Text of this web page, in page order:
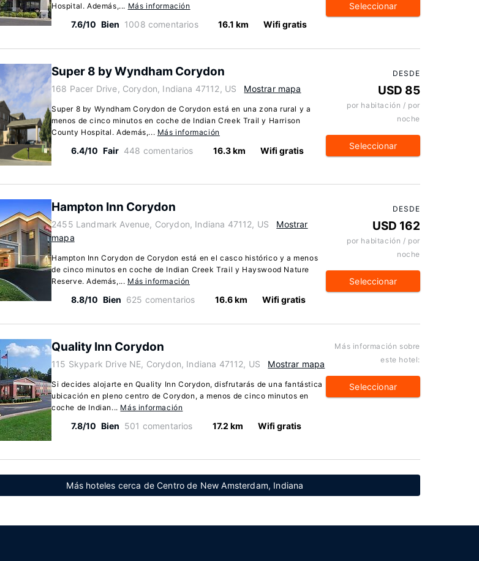
Hospital. Además,... Más información
7.6/10 Bien 1008 comentarios 16.1 km Wifi gratis
Seleccionar
Super 8 by Wyndham Corydon
168 Pacer Drive, Corydon, Indiana 47112, US Mostrar mapa
Super 8 by Wyndham Corydon de Corydon está en una zona rural y a
menos de cinco minutos en coche de Indian Creek Trail y Harrison
County Hospital. Además,... Más información
6.4/10 Fair 448 comentarios 16.3 km Wifi gratis
DESDE
USD 85
por habitación / por
noche
Seleccionar
Hampton Inn Corydon
2455 Landmark Avenue, Corydon, Indiana 47112, US
Mostrar
mapa
Hampton Inn Corydon de Corydon está en el casco histórico y a menos
de cinco minutos en coche de Indian Creek Trail y Hayswood Nature
Reserve. Además,... Más información
8.8/10 Bien 625 comentarios 16.6 km Wifi gratis
DESDE
USD 162
por habitación / por
noche
Seleccionar
Quality Inn Corydon
115 Skypark Drive NE, Corydon, Indiana 47112, US Mostrar mapa
Si decides alojarte en Quality Inn Corydon, disfrutarás de una fantástica
ubicación en pleno centro de Corydon, a menos de cinco minutos en
coche de Indian... Más información
7.8/10 Bien 501 comentarios 17.2 km Wifi gratis
Más información sobre
este hotel:
Seleccionar
Más hoteles cerca de Centro de New Amsterdam, Indiana